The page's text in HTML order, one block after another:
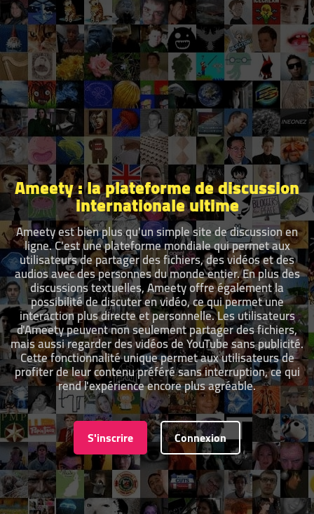
Ameety : la plateforme de discussion
internationale ultime
Ameety est bien plus qu'un simple site de discussion en
ligne. C'est une plateforme mondiale qui permet aux
utilisateurs de partager des fichiers, des vidéos et des
audios avec des personnes du monde entier. En plus des
discussions textuelles, Ameety offre également la
possibilité de discuter en vidéo, ce qui permet une
interaction plus directe et personnelle. Les utilisateurs
d'Ameety peuvent non seulement partager des fichiers,
mais aussi regarder des vidéos de YouTube sans publicité.
Cette fonctionnalité unique permet aux utilisateurs de
profiter de leur contenu préféré sans interruption, ce qui
rend l'expérience encore plus agréable.
S'inscrire Connexion